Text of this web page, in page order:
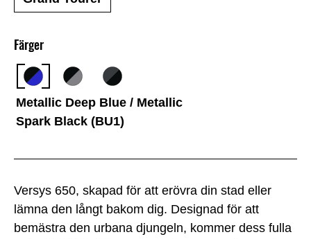
Versys 650, skapad för att erövra din stad eller
lämna den långt bakom dig. Designad för att
bemästra den urbana djungeln, kommer dess fulla
Färger
Metallic Deep Blue / Metallic
Spark Black (BU1)